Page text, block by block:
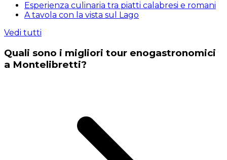
Esperienza culinaria tra piatti calabresi e romani
A tavola con la vista sul Lago
Vedi tutti
Quali sono i migliori tour enogastronomici
a Montelibretti?